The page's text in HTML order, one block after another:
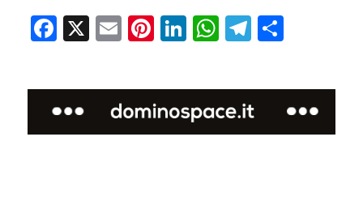
Facebook
X EmailPinterest
LinkedIn
WhatsApp
Telegram